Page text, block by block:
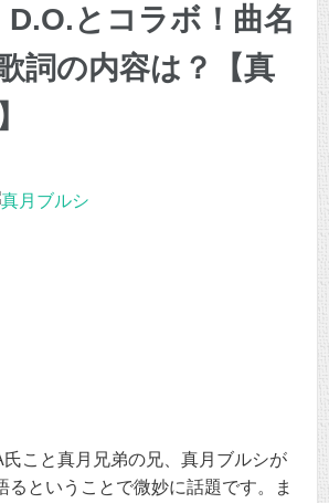
D.O.とコラボ！曲名
詞の内容は？【真
こと真月兄弟の兄、真月ブルシが
るということで微妙に話題です。ま